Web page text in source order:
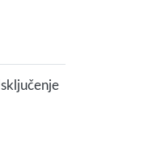
Isključenje